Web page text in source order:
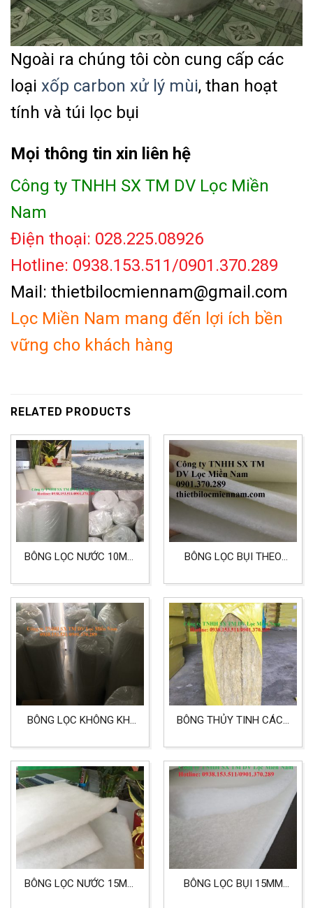
Ngoài ra chúng tôi còn cung cấp các
loại xốp carbon xử lý mùi, than hoạt
tính và túi lọc bụi
Mọi thông tin xin liên hệ
Công ty TNHH SX TM DV Lọc Miền
Nam
Điện thoại: 028.225.08926
Hotline: 0938.153.511/0901.370.289
Mail: thietbilocmiennam@gmail.com
Lọc Miền Nam mang đến lợi ích bền
vững cho khách hàng
RELATED PRODUCTS
BÔNG LỌC NƯỚC 10MM
BÔNG LỌC BỤI THEO
KÍCH THƯỚC 15MM
BÔNG LỌC KHÔNG KHÍ
SẠCH, NHÀ XƯỞNG TIÊU
CHUẨN G1, G2, G3, G4
BÔNG THỦY TINH CÁCH
BÔNG LỌC NƯỚC 15MM
BÔNG LỌC BỤI 15MM